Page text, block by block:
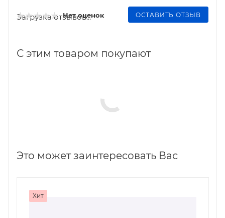
Нет оценок ОСТАВИТЬ ОТЗЫВ
Загрузка отзывов...
С этим товаром покупают
Это может заинтересовать Вас
Хит